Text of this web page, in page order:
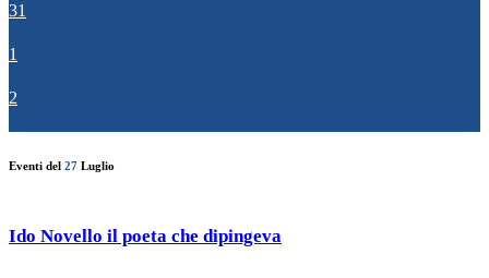
31
1
2
Eventi del 27 Luglio
Ido Novello il poeta che dipingeva